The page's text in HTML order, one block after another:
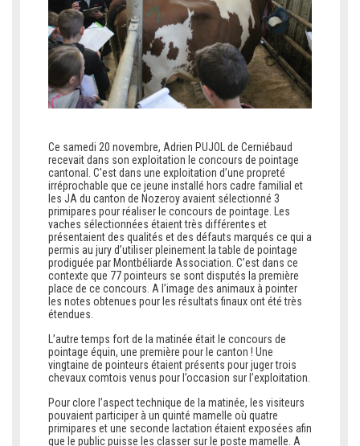
Ce samedi 20 novembre, Adrien PUJOL de Cerniébaud
recevait dans son exploitation le concours de pointage
cantonal. C’est dans une exploitation d’une propreté
irréprochable que ce jeune installé hors cadre familial et
les JA du canton de Nozeroy avaient sélectionné 3
primipares pour réaliser le concours de pointage. Les
vaches sélectionnées étaient très différentes et
présentaient des qualités et des défauts marqués ce qui a
permis au jury d’utiliser pleinement la table de pointage
prodiguée par Montbéliarde Association. C’est dans ce
contexte que 77 pointeurs se sont disputés la première
place de ce concours. A l’image des animaux à pointer
les notes obtenues pour les résultats finaux ont été très
étendues.
L’autre temps fort de la matinée était le concours de
pointage équin, une première pour le canton ! Une
vingtaine de pointeurs étaient présents pour juger trois
chevaux comtois venus pour l’occasion sur l’exploitation.
Pour clore l’aspect technique de la matinée, les visiteurs
pouvaient participer à un quinté mamelle où quatre
primipares et une seconde lactation étaient exposées afin
que le public puisse les classer sur le poste mamelle. A